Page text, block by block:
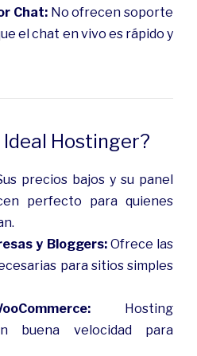
Chat: No ofrecen soporte
el chat en vivo es rápido y
Hostinger?
precios bajos y su panel
perfecto para quienes
y Bloggers:Ofrece las
para sitios simples
Hosting
buena velocidad para